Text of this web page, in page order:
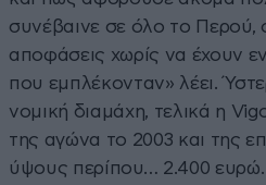
συνέβαινε σε όλο το Περού,
αποφάσεις χωρίς να έχουν
που εμπλέκονταν» λέει.
νομική διαμάχη, τελικά η
της αγώνα το 2003 και της
ύψους περίπου… 2.400